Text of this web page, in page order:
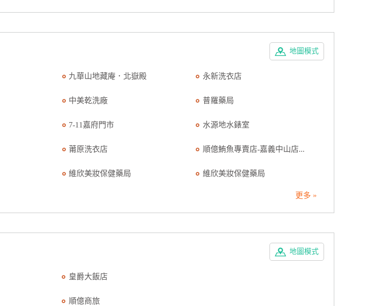
地圖模式
九華山地藏庵．北嶽殿 永新洗衣店
中美乾洗廠 普羅藥局
7-11嘉府門市 水源地水錶室
莆原洗衣店 順億鮪魚專賣店-嘉義中山店...
維欣美妝保健藥局 維欣美妝保健藥局
更多 »
地圖模式
皇爵大飯店
順億商旅